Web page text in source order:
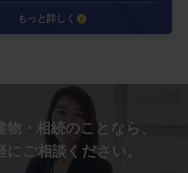
もっと詳しく
物・相続のことなら、
にご相談ください。